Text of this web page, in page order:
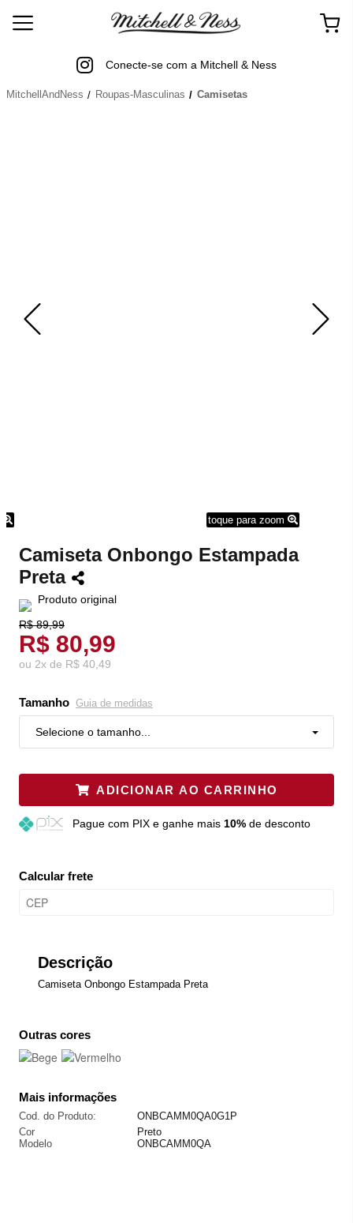
Conecte-se com a Mitchell & Ness
MitchellAndNess Roupas-Masculinas Camisetas
toque para zoom
Camiseta Onbongo Estampada
Preta
Produto original
R$ 89,99
R$ 80,99
ou 2x de R$ 40,49
Tamanho Guia de medidas
Selecione o tamanho...
ADICIONAR AO CARRINHO
Pague com PIX e ganhe mais 10%de desconto
Calcular frete
Descrição
Camiseta Onbongo Estampada Preta
Outras cores
Mais informações
Cod. do Produto:
ONBCAMM0QA0G1P
Cor
Preto
Modelo
ONBCAMM0QA